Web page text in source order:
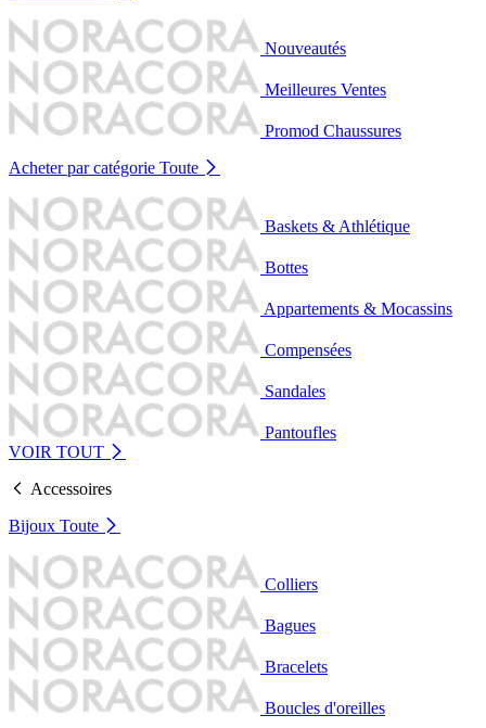
Nouveautés
Meilleures Ventes
Promod Chaussures
Acheter par catégorie Toute
Baskets & Athlétique
Bottes
Appartements & Mocassins
Compensées
Sandales
Pantoufles
VOIR TOUT
Accessoires
Bijoux Toute
Colliers
Bagues
Bracelets
Boucles d'oreilles